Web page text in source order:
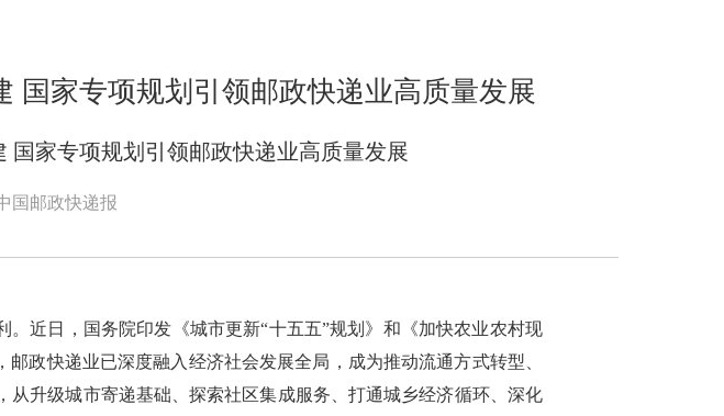
国家专项规划引领邮政快递业高质量发展
国家专项规划引领邮政快递业高质量发展
国邮政快递报
近日，国务院印发《城市更新“十五五”规划》和《加快农业农村现
政快递业已深度融入经济社会发展全局，成为推动流通方式转型、
升级城市寄递基础、探索社区集成服务、打通城乡经济循环、深化